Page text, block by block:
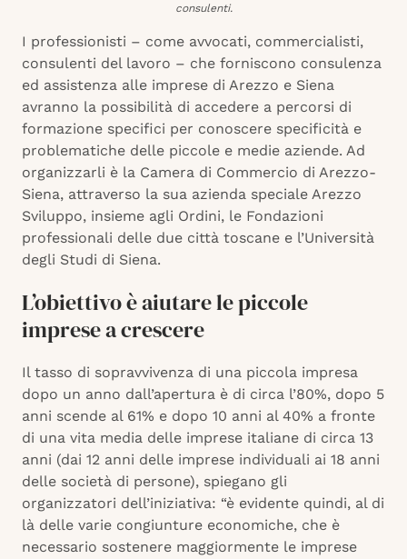
consulenti.
I professionisti – come avvocati, commercialisti,
consulenti del lavoro – che forniscono consulenza
ed assistenza alle imprese di Arezzo e Siena
avranno la possibilità di accedere a percorsi di
formazione specifici per conoscere specificità e
problematiche delle piccole e medie aziende. Ad
organizzarli è la Camera di Commercio di Arezzo-
Siena, attraverso la sua azienda speciale Arezzo
Sviluppo, insieme agli Ordini, le Fondazioni
professionali delle due città toscane e l’Università
degli Studi di Siena.
L’obiettivo è aiutare le piccole
imprese a crescere
Il tasso di sopravvivenza di una piccola impresa
dopo un anno dall’apertura è di circa l’80%, dopo 5
anni scende al 61% e dopo 10 anni al 40% a fronte
di una vita media delle imprese italiane di circa 13
anni (dai 12 anni delle imprese individuali ai 18 anni
delle società di persone), spiegano gli
organizzatori dell’iniziativa: “è evidente quindi, al di
là delle varie congiunture economiche, che è
necessario sostenere maggiormente le imprese